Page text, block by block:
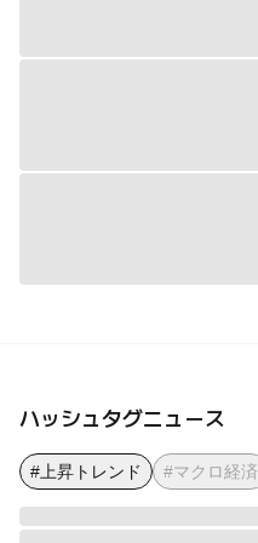
ハッシュタグニュース
#上昇トレンド #マクロ経済